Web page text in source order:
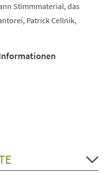
Stimmmaterial, das
Patrick Cellnik,